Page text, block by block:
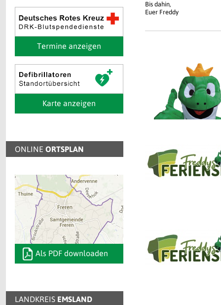
Termine anzeigen
Karte anzeigen
ONLINE ORTSPLAN
Als PDF downloaden
LANDKREIS EMSLAND
Bis dahin,
Euer Freddy